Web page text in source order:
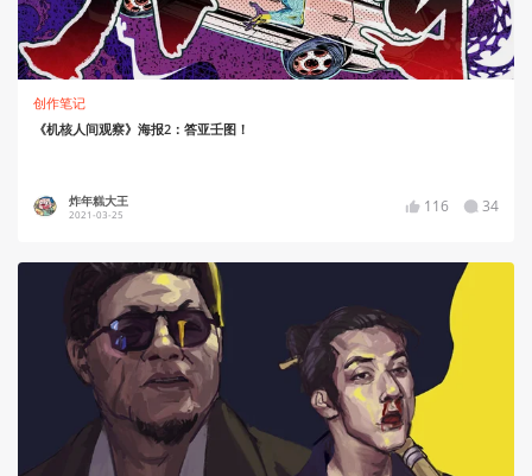
创作笔记
《机核人间观察》海报2：答亚壬图！
炸年糕大王
2021-03-25 116 34